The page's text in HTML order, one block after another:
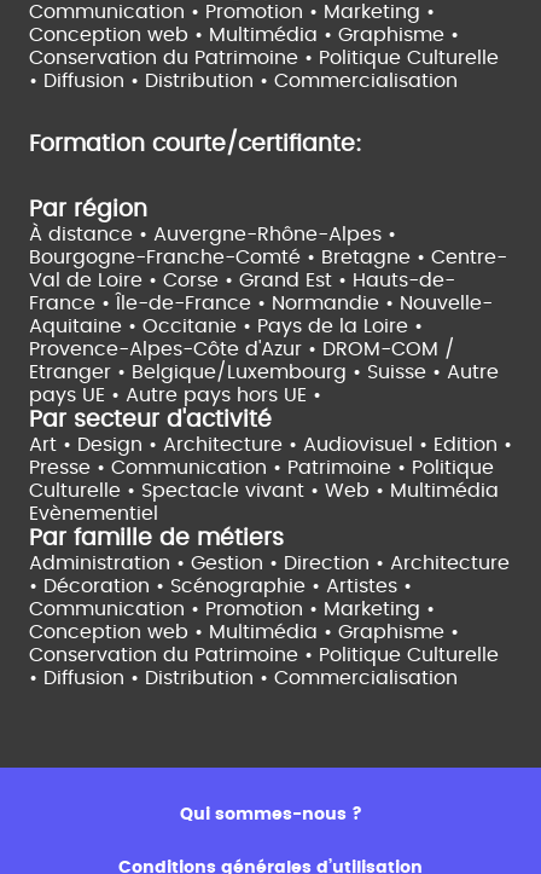
Communication • Promotion • Marketing •
Conception web • Multimédia • Graphisme •
Conservation du Patrimoine • Politique Culturelle
• Diffusion • Distribution • Commercialisation
Formation courte/certifiante:
Par région
À distance • Auvergne-Rhône-Alpes •
Bourgogne-Franche-Comté • Bretagne • Centre-
Val de Loire • Corse • Grand Est • Hauts-de-
France •
Île-de-France • Normandie • Nouvelle-
Aquitaine • Occitanie • Pays de la Loire •
Provence-Alpes-Côte d'Azur • DROM-COM /
Etranger • Belgique/Luxembourg • Suisse • Autre
pays UE • Autre pays hors UE •
Par secteur d'activité
Art • Design • Architecture • Audiovisuel • Edition •
Presse • Communication • Patrimoine • Politique
Culturelle • Spectacle vivant • Web • Multimédia
Evènementiel
Par famille de métiers
Administration • Gestion • Direction • Architecture
• Décoration • Scénographie • Artistes •
Communication • Promotion • Marketing •
Conception web • Multimédia • Graphisme •
Conservation du Patrimoine • Politique Culturelle
• Diffusion • Distribution • Commercialisation
Qui sommes-nous ?
Conditions générales d’utilisation